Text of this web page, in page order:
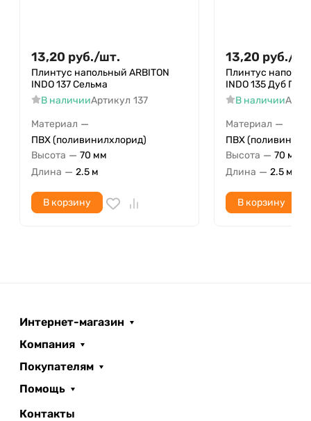
13,20 руб./шт.
Плинтус напольный ARBITON
INDO 137 Сельма
В наличииАртикул 137
Материал —
ПВХ (поливинилхлорид)
Высота — 70 мм
Длина — 2.5 м
В корзину
13,20 руб./
Плинтус
INDO 135 Дуб
В наличии
Материал —
ПВХ
Высота — 70 мм
Длина — 2.5 м
В корзину
Интернет-магазин
Компания
Покупателям
Помощь
Контакты